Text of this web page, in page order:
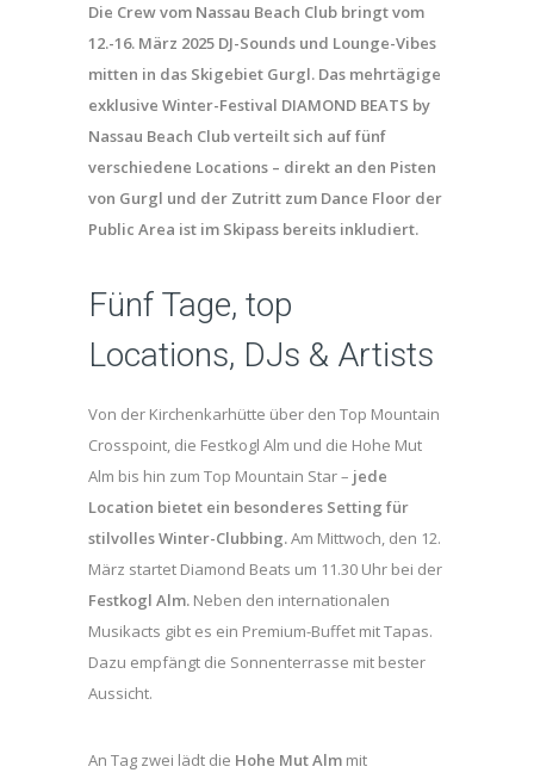
Die Crew vom Nassau Beach Club bringt vom
12.-16. März 2025 DJ-Sounds und Lounge-Vibes
mitten in das Skigebiet Gurgl. Das mehrtägige
exklusive Winter-Festival DIAMOND BEATS by
Nassau Beach Club verteilt sich auf fünf
verschiedene Locations – direkt an den Pisten
von Gurgl und der Zutritt zum Dance Floor der
Public Area ist im Skipass bereits inkludiert.
Fünf Tage, top
Locations, DJs & Artists
Von der Kirchenkarhütte über den Top Mountain
Crosspoint, die Festkogl Alm und die Hohe Mut
Alm bis hin zum Top Mountain Star – jede
Location bietet ein besonderes Setting für
stilvolles Winter-Clubbing.Am Mittwoch, den 12.
März startet Diamond Beats um 11.30 Uhr bei der
Festkogl Alm. Neben den internationalen
Musikacts gibt es ein Premium-Buffet mit Tapas.
Dazu empfängt die Sonnenterrasse mit bester
Aussicht.
An Tag zwei lädt die Hohe Mut Alm mit